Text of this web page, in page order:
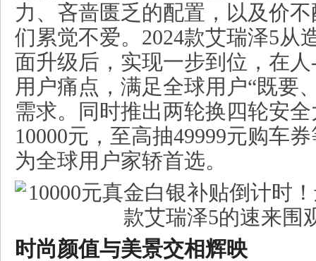
力、吝啬匮乏的配置，以及价
们累觉不爱。2024款艾瑞泽5从
面升级后，实现一步到位，在
用户痛点，满足全球用户“既要
需求。同时推出两轮换四轮安
10000元，至高抽49999元购车
为全球用户家轿首选。
时尚颜值与美景交相辉映